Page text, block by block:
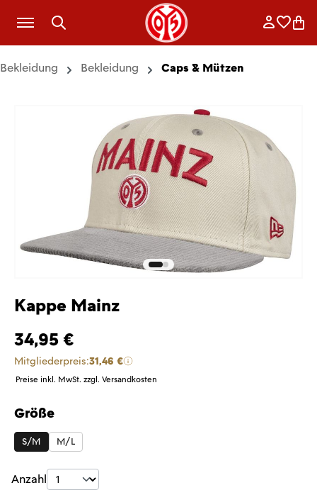
Zum Hauptinhalt springen
Bekleidung Bekleidung Caps & Mützen
Kappe Mainz
34,95 €
Mitgliederpreis:31,46 €
Preise inkl. MwSt. zzgl. Versandkosten
Größe
auswählen
S/M M/L
Produkt Anzahl: Gib den gewünschten
Anzahl